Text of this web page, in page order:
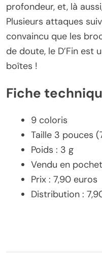
profondeur, et, là
Plusieurs attaques
convaincu que les
de doute, le D’Fin est
boîtes !
Fiche
9 coloris
Taille 3 pouces
Poids : 3 g
Vendu en
Prix : 7,90 euros
Distribution :